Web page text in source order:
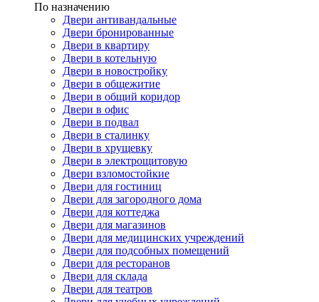
По назначению
Двери антивандальные
Двери бронированные
Двери в квартиру
Двери в котельную
Двери в новостройку
Двери в общежитие
Двери в общий коридор
Двери в офис
Двери в подвал
Двери в сталинку
Двери в хрущевку
Двери в электрощитовую
Двери взломостойкие
Двери для гостиниц
Двери для загородного дома
Двери для коттеджа
Двери для магазинов
Двери для медицинских учреждений
Двери для подсобных помещений
Двери для ресторанов
Двери для склада
Двери для театров